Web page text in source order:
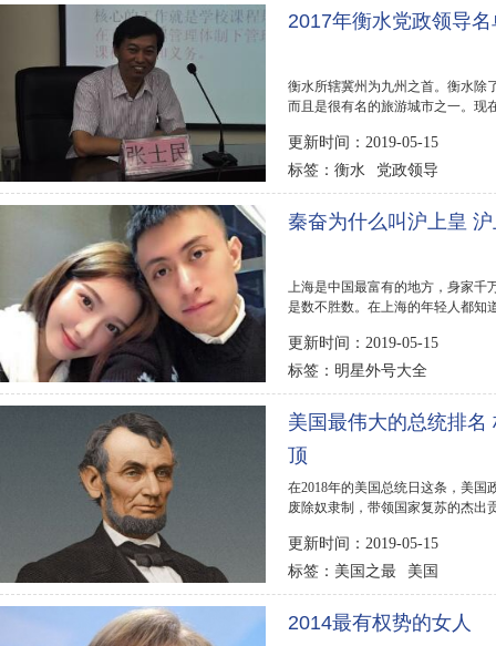
2017年衡水党政领导
衡水所辖冀州为九州之首。衡水除
而且是很有名的旅游城市之一。现
更新时间：2019-05-15
标签： 衡水 党政领导
秦奋为什么叫沪上皇
上海是中国最富有的地方，身家千
是数不胜数。在上海的年轻人都知
更新时间：2019-05-15
标签： 明星外号大全
美国最伟大的总统排
顶
在2018年的美国总统日这条，美国
废除奴隶制，带领国家复苏的杰出
更新时间：2019-05-15
标签： 美国之最 美国
2014最有权势的女人